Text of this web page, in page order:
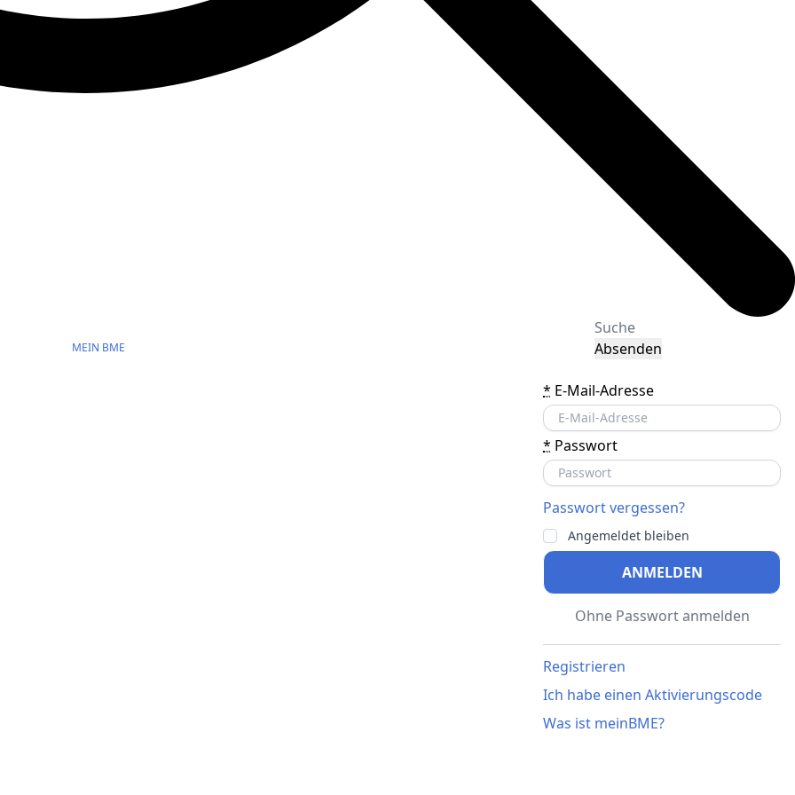
Absenden
MEIN BME
* E-Mail-Adresse
* Passwort
Passwort vergessen?
Angemeldet bleiben
ANMELDEN
Ohne Passwort anmelden
Registrieren
Ich habe einen Aktivierungscode
Was ist meinBME?